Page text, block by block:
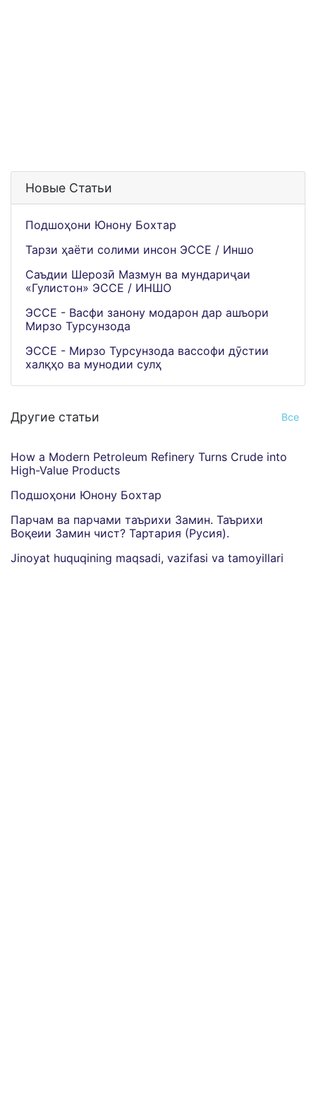
Новые Статьи
Подшоҳони Юнону Бохтар
Тарзи ҳаёти солими инсон ЭССЕ / Иншо
Саъдии Шерозӣ Мазмун ва мундариҷаи
«Гулистон» ЭССЕ / ИНШО
ЭССЕ - Васфи занону модарон дар ашъори
Мирзо Турсунзода
ЭССЕ - Мирзо Турсунзода вассофи дӯстии
халқҳо ва мунодии сулҳ
Другие статьи Все
How a Modern Petroleum Refinery Turns Crude into
High-Value Products
Подшоҳони Юнону Бохтар
Парчам ва парчами таърихи Замин. Таърихи
Воқеии Замин чист? Тартария (Русия).
Jinoyat huquqining maqsadi, vazifasi va tamoyillari